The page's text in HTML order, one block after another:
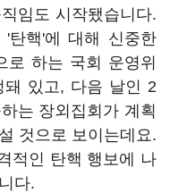
임도 시작됐습니다.
탄핵'에 대해 신중한
로 하는 국회 운영위
돼 있고, 다음 날인 2
는 장외집회가 계획
것으로 보이는데요.
적인 탄핵 행보에 나
다.